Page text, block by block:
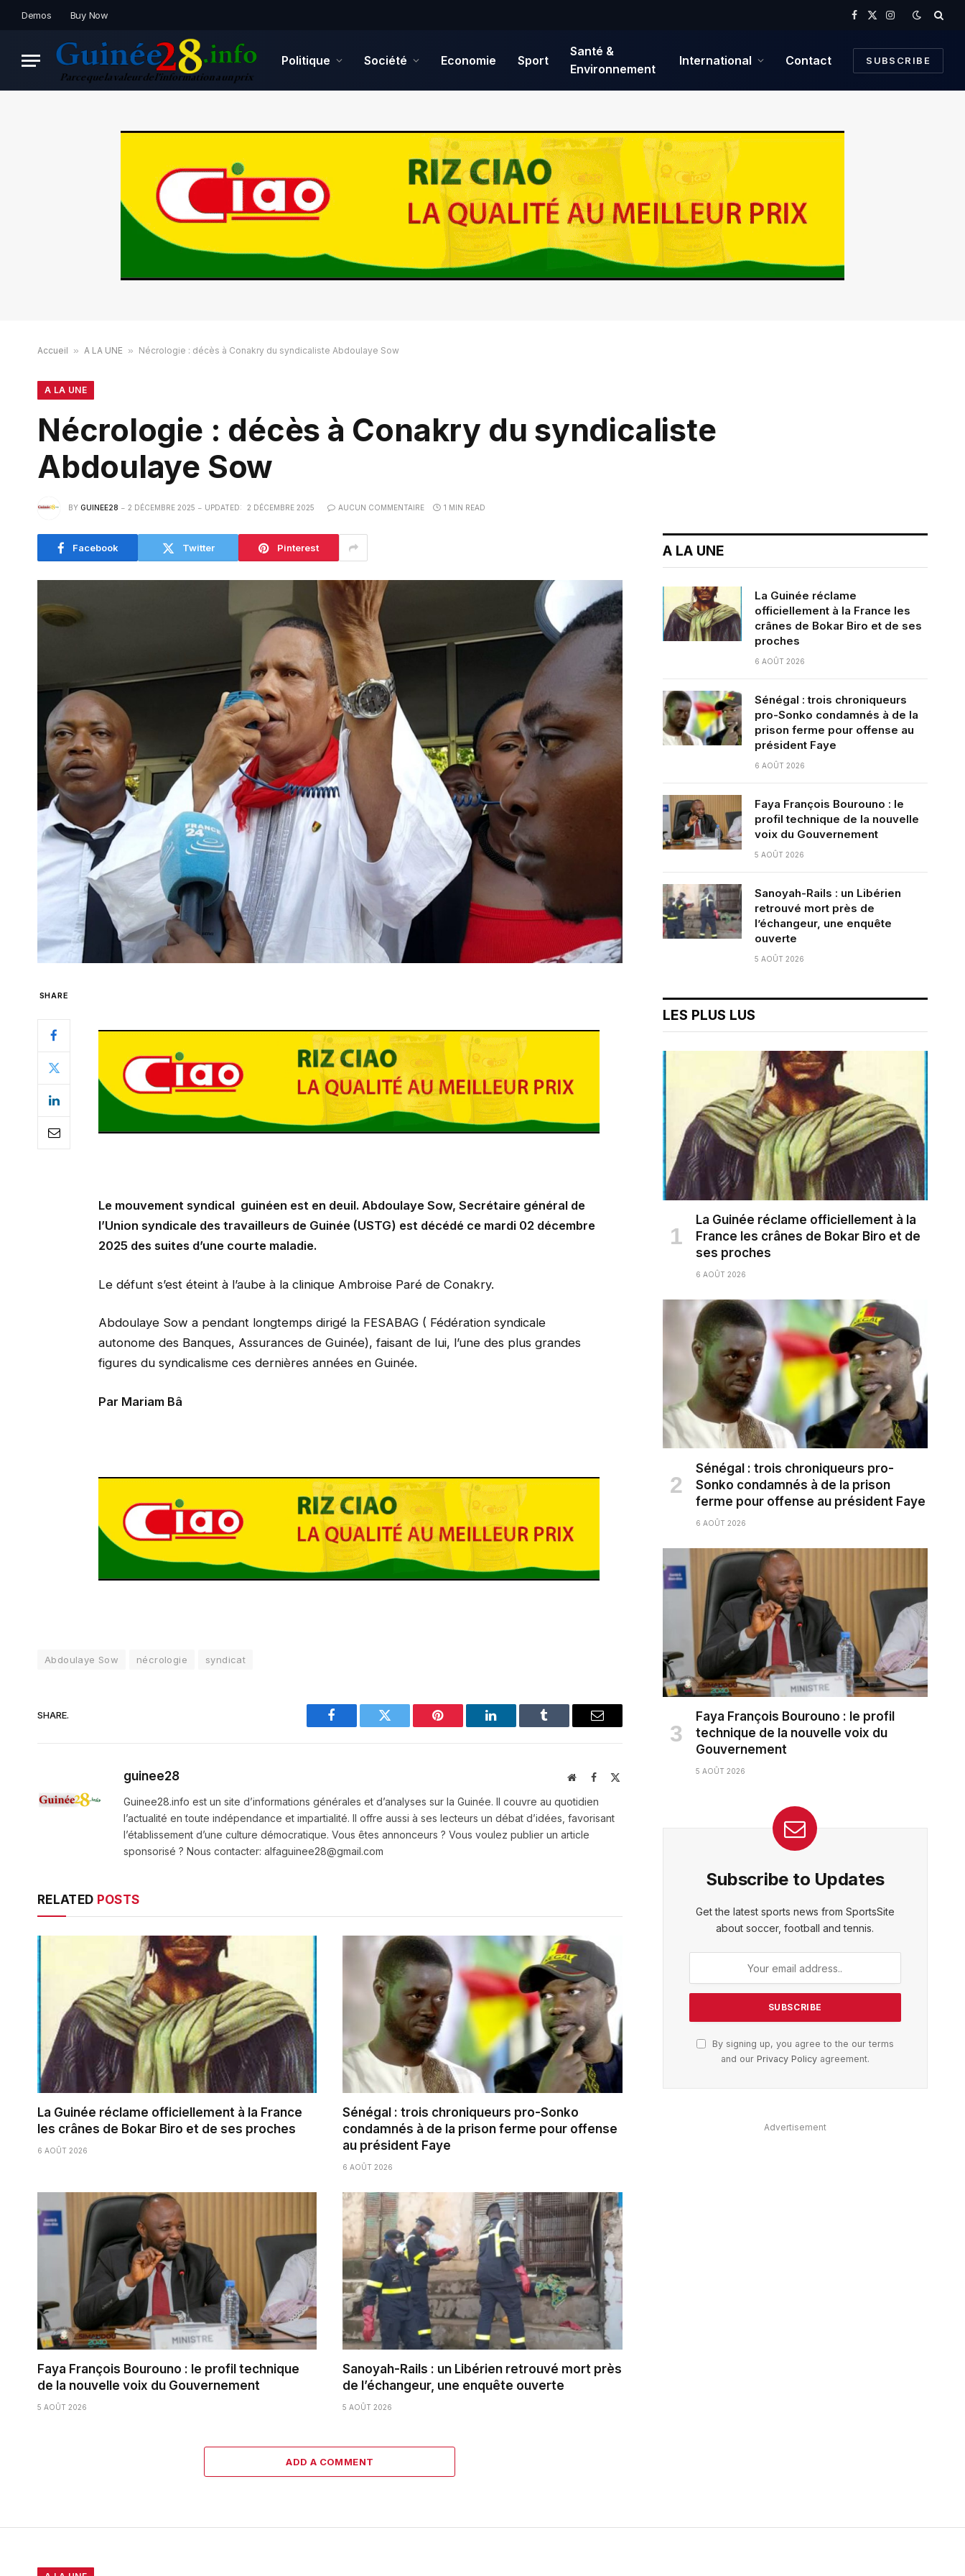
Demos Buy Now
Facebook
X
Instagram
Politique Société Economie Sport
Santé &
Environnement
International Contact SUBSCRIBE
Accueil » A LA UNE » Nécrologie : décès à Conakry du syndicaliste Abdoulaye Sow
A LA UNE
Nécrologie : décès à Conakry du syndicaliste
Abdoulaye Sow
BY GUINEE28 2 DÉCEMBRE 2025 UPDATED: 2 DÉCEMBRE 2025 AUCUN COMMENTAIRE 1 MIN READ
Facebook Twitter Pinterest
SHARE
Le mouvement syndical guinéen est en deuil. Abdoulaye Sow, Secrétaire général de
l’Union syndicale des travailleurs de Guinée (USTG) est décédé ce mardi 02 décembre
2025 des suites d’une courte maladie.
Le défunt s’est éteint à l’aube à la clinique Ambroise Paré de Conakry.
Abdoulaye Sow a pendant longtemps dirigé la FESABAG ( Fédération syndicale
autonome des Banques, Assurances de Guinée), faisant de lui, l’une des plus grandes
figures du syndicalisme ces dernières années en Guinée.
Par Mariam Bâ
Abdoulaye Sow nécrologie syndicat
SHARE.
Facebook Twitter Pinterest LinkedIn Tumblr Email
guinee28 WebsiteFacebook
X
Guinee28.info est un site d’informations générales et d’analyses sur la Guinée. Il couvre au quotidien
l’actualité en toute indépendance et impartialité. Il offre aussi à ses lecteurs un débat d’idées, favorisant
l’établissement d’une culture démocratique. Vous êtes annonceurs ? Vous voulez publier un article
sponsorisé ? Nous contacter: alfaguinee28@gmail.com
RELATED POSTS
La Guinée réclame officiellement à la France
les crânes de Bokar Biro et de ses proches
6 AOÛT 2026
Sénégal : trois chroniqueurs pro-Sonko
condamnés à de la prison ferme pour offense
au président Faye
6 AOÛT 2026
Faya François Bourouno : le profil technique
de la nouvelle voix du Gouvernement
5 AOÛT 2026
Sanoyah-Rails : un Libérien retrouvé mort près
de l’échangeur, une enquête ouverte
5 AOÛT 2026
ADD A COMMENT
A LA UNE
La Guinée réclame
officiellement à la France les
crânes de Bokar Biro et de ses
proches
6 AOÛT 2026
Sénégal : trois chroniqueurs
pro-Sonko condamnés à de la
prison ferme pour offense au
président Faye
6 AOÛT 2026
Faya François Bourouno : le
profil technique de la nouvelle
voix du Gouvernement
5 AOÛT 2026
Sanoyah-Rails : un Libérien
retrouvé mort près de
l’échangeur, une enquête
ouverte
5 AOÛT 2026
LES PLUS LUS
La Guinée réclame officiellement à la
France les crânes de Bokar Biro et de
ses proches
6 AOÛT 2026
Sénégal : trois chroniqueurs pro-
Sonko condamnés à de la prison
ferme pour offense au président Faye
6 AOÛT 2026
Faya François Bourouno : le profil
technique de la nouvelle voix du
Gouvernement
5 AOÛT 2026
Subscribe to Updates
Get the latest sports news from SportsSite
about soccer, football and tennis.
By signing up, you agree to the our terms
and our Privacy Policyagreement.
Advertisement